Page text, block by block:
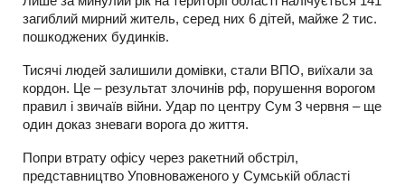
загиблий мирний житель, серед них 6 дітей, майже 2 тис.
пошкоджених будинків.
Тисячі людей залишили домівки, стали ВПО, виїхали за
кордон. Це – результат злочинів рф, порушення ворогом
правил і звичаїв війни. Удар по центру Сум 3 червня – ще
один доказ зневаги ворога до життя.
Попри втрату офісу через ракетний обстріл,
представництво Уповноваженого у Сумській області